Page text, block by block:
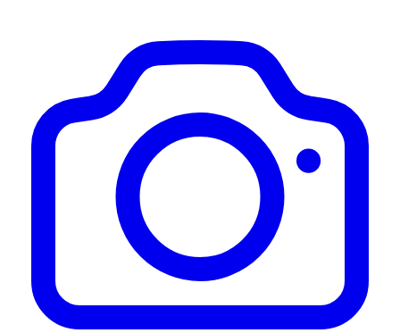
+66 photos